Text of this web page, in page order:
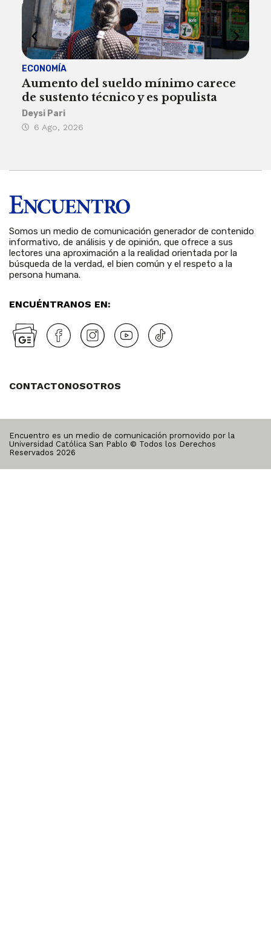
ECONOMÍA
Aumento del sueldo mínimo carece
de sustento técnico y es populista
Deysi Pari
6 Ago, 2026
Somos un medio de comunicación generador de contenido
informativo, de análisis y de opinión, que ofrece a sus
lectores una aproximación a la realidad orientada por la
búsqueda de la verdad, el bien común y el respeto a la
persona humana.
ENCUÉNTRANOS EN:
CONTACTONOSOTROS
Encuentro es un medio de comunicación promovido por la
Universidad Católica San Pablo © Todos los Derechos
Reservados 2026